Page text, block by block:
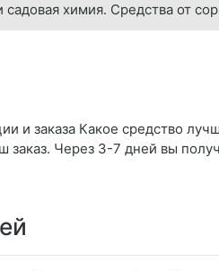
химия. Средства от
и заказа Какое средство
заказ. Через 3-7 дней вы